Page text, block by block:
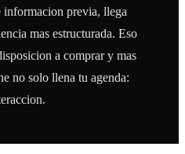
informacion previa, llega
mas estructurada. Eso
a comprar y mas
no solo llena tu agenda: